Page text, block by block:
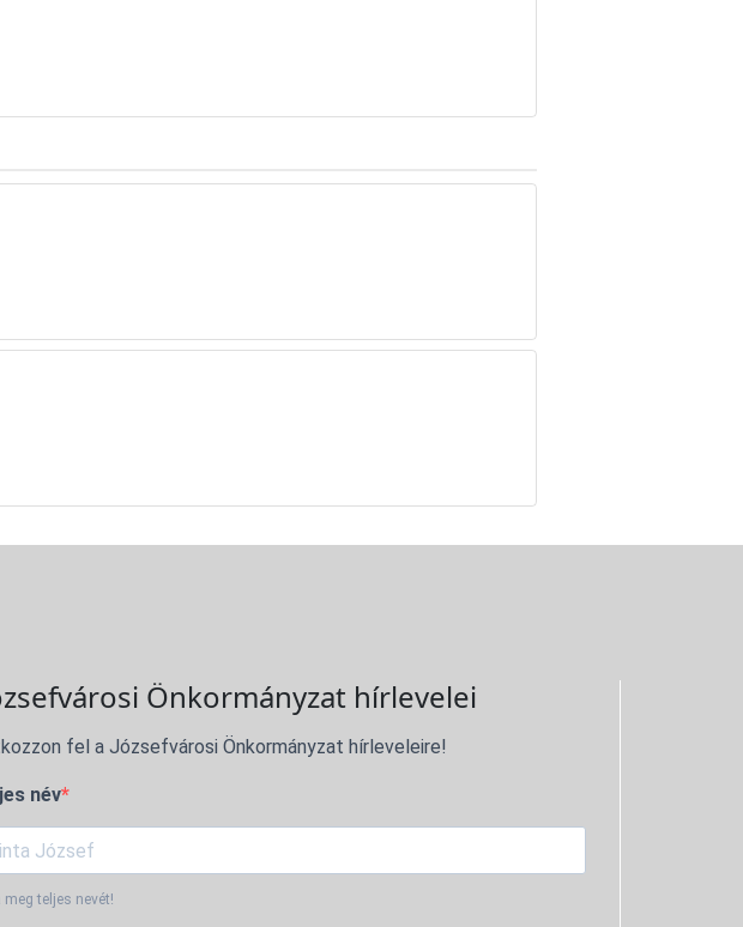
Önkormányzat hírlevelei
fel a Józsefvárosi Önkormányzat hírleveleire!
név
meg teljes nevét!